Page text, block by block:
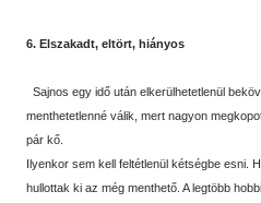
6. Elszakadt, eltört, hiányos
Sajnos egy idő után elkerülhetetlenül
menthetetlenné válik, mert nagyon
pár kő.
Ilyenkor sem kell feltétlenül kétségbe esni.
hullottak ki az még menthető. A legtöbb